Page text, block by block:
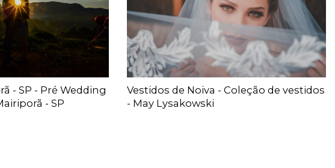
- SP - Pré Wedding
- SP
Vestidos de Noiva - Coleção de vestidos
- May Lysakowski